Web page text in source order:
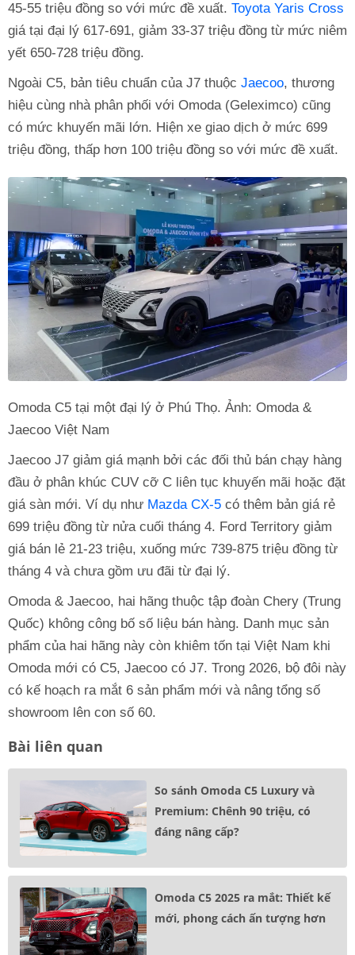
45-55 triệu đồng so với mức đề xuất. Toyota Yaris Cross
giá tại đại lý 617-691, giảm 33-37 triệu đồng từ mức niêm
yết 650-728 triệu đồng.
Ngoài C5, bản tiêu chuẩn của J7 thuộc Jaecoo, thương
hiệu cùng nhà phân phối với Omoda (Geleximco) cũng
có mức khuyến mãi lớn. Hiện xe giao dịch ở mức 699
triệu đồng, thấp hơn 100 triệu đồng so với mức đề xuất.
Omoda C5 tại một đại lý ở Phú Thọ. Ảnh: Omoda &
Jaecoo Việt Nam
Jaecoo J7 giảm giá mạnh bởi các đối thủ bán chạy hàng
đầu ở phân khúc CUV cỡ C liên tục khuyến mãi hoặc đặt
giá sàn mới. Ví dụ như Mazda CX-5 có thêm bản giá rẻ
699 triệu đồng từ nửa cuối tháng 4. Ford Territory giảm
giá bán lẻ 21-23 triệu, xuống mức 739-875 triệu đồng từ
tháng 4 và chưa gồm ưu đãi từ đại lý.
Omoda & Jaecoo, hai hãng thuộc tập đoàn Chery (Trung
Quốc) không công bố số liệu bán hàng. Danh mục sản
phẩm của hai hãng này còn khiêm tốn tại Việt Nam khi
Omoda mới có C5, Jaecoo có J7. Trong 2026, bộ đôi này
có kế hoạch ra mắt 6 sản phẩm mới và nâng tổng số
showroom lên con số 60.
Bài liên quan
So sánh Omoda C5 Luxury và
Premium: Chênh 90 triệu, có
đáng nâng cấp?
Omoda C5 2025 ra mắt: Thiết kế
mới, phong cách ấn tượng hơn